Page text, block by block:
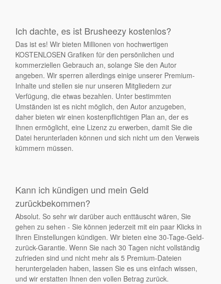
Ich dachte, es ist Brusheezy kostenlos?
Das ist es! Wir bieten Millionen von hochwertigen
KOSTENLOSEN Grafiken für den persönlichen und
kommerziellen Gebrauch an, solange Sie den Autor
angeben. Wir sperren allerdings einige unserer Premium-
Inhalte und stellen sie nur unseren Mitgliedern zur
Verfügung, die etwas bezahlen. Unter bestimmten
Umständen ist es nicht möglich, den Autor anzugeben,
daher bieten wir einen kostenpflichtigen Plan an, der es
Ihnen ermöglicht, eine Lizenz zu erwerben, damit Sie die
Datei herunterladen können und sich nicht um den Verweis
kümmern müssen.
Kann ich kündigen und mein Geld
zurückbekommen?
Absolut. So sehr wir darüber auch enttäuscht wären, Sie
gehen zu sehen - Sie können jederzeit mit ein paar Klicks in
Ihren Einstellungen kündigen. Wir bieten eine 30-Tage-Geld-
zurück-Garantie. Wenn Sie nach 30 Tagen nicht vollständig
zufrieden sind und nicht mehr als 5 Premium-Dateien
heruntergeladen haben, lassen Sie es uns einfach wissen,
und wir erstatten Ihnen den vollen Betrag zurück.